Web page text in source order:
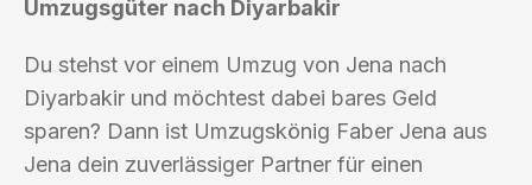
Umzugsgüter nach Diyarbakir
Du stehst vor einem Umzug von Jena nach
Diyarbakir und möchtest dabei bares Geld
sparen? Dann ist Umzugskönig Faber Jena aus
Jena dein zuverlässiger Partner für einen